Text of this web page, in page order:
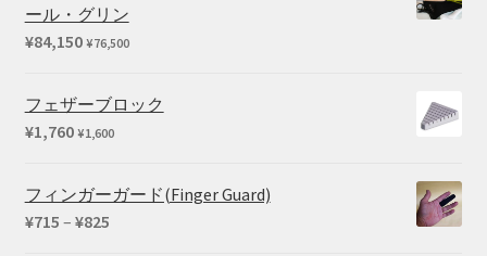
ール・グリン
¥84,150 ¥76,500
フェザーブロック
¥1,760 ¥1,600
フィンガーガード(Finger Guard)
¥715 – ¥825価